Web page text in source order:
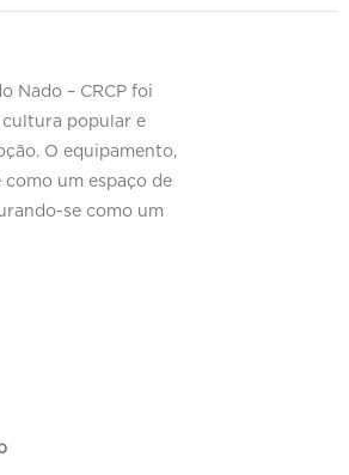
Nado – CRCP foi
cultura popular e
O equipamento,
um espaço de
se como um